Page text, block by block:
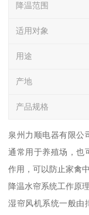
降温范围
适用对象
用途
产地
产品规格
泉州力顺电器有限公
通常用于养殖场，也
作用，可以防止家禽中
降温水帘系统工作原理
湿帘风机系统一般由